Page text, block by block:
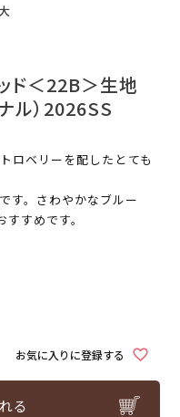
ド＜22B＞生地
ル）2026SS
ロベリーを配したとても
す。さわやかなブルー
すめです。
お気に入りに登録する
る